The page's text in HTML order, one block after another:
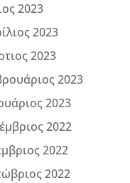
2023
2023
2023
2023
2023
2022
2022
2022